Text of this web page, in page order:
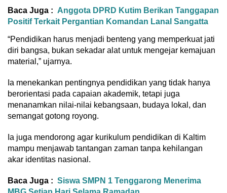
Baca Juga : Anggota DPRD Kutim Berikan Tanggapan
Positif Terkait Pergantian Komandan Lanal Sangatta
“Pendidikan harus menjadi benteng yang memperkuat jati
diri bangsa, bukan sekadar alat untuk mengejar kemajuan
material,” ujarnya.
Ia menekankan pentingnya pendidikan yang tidak hanya
berorientasi pada capaian akademik, tetapi juga
menanamkan nilai-nilai kebangsaan, budaya lokal, dan
semangat gotong royong.
Ia juga mendorong agar kurikulum pendidikan di Kaltim
mampu menjawab tantangan zaman tanpa kehilangan
akar identitas nasional.
Baca Juga : Siswa SMPN 1 Tenggarong Menerima